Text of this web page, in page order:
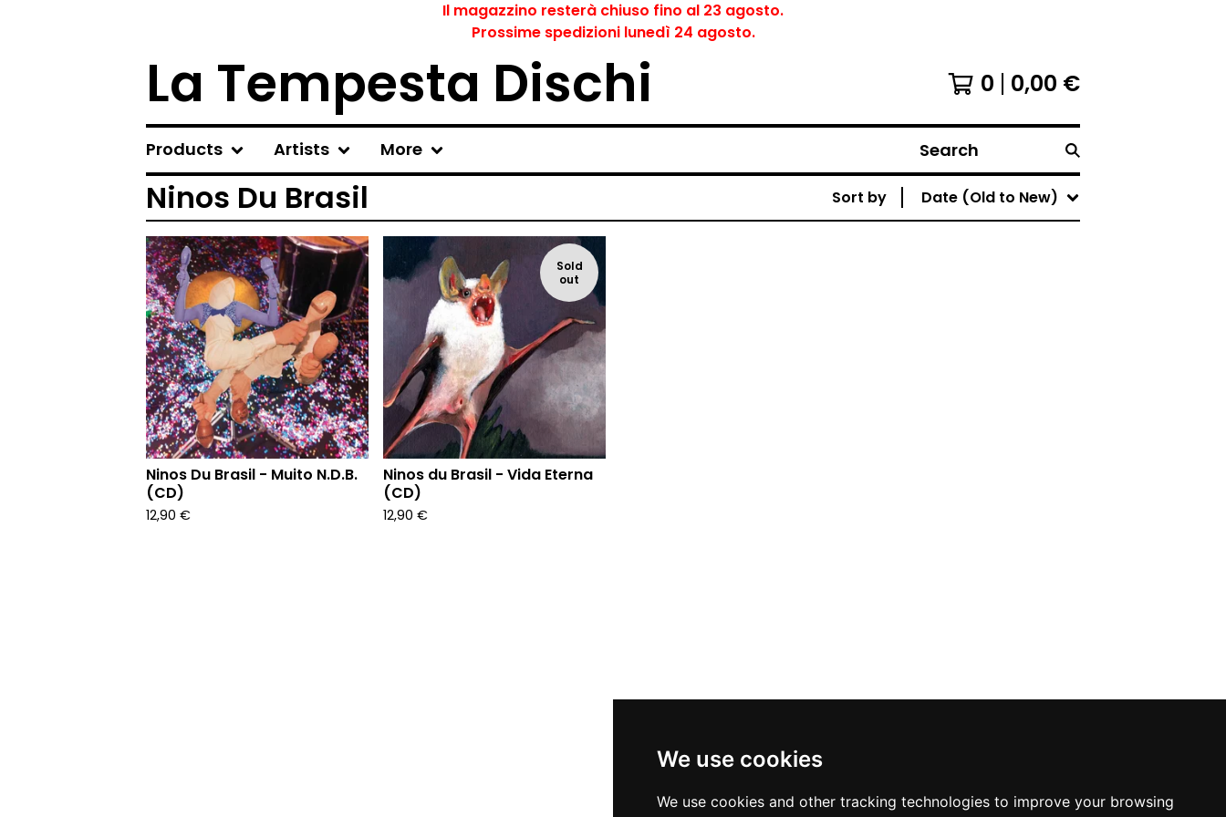
We use cookies
We use cookies and other tracking technologies to improve your browsing
Il magazzino resterà chiuso fino al 23 agosto.
Prossime spedizioni lunedì 24 agosto.
La Tempesta Dischi 0 0,00 €
Products Artists More Search
Ninos Du Brasil Sort by Date (Old to New)
Ninos Du Brasil - Muito N.D.B.
(CD)
12,90 €
Sold
out
Ninos du Brasil - Vida Eterna
(CD)
12,90 €